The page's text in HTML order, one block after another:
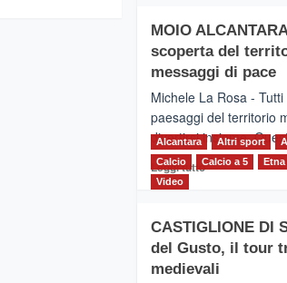
Torna
la
Supermaratona
MOIO
scoperta del
messaggi di pace
Michele La Rosa -
paesaggi del territorio
divertirsi insieme.
Leggi tuttoLeggi
MOIO
ALCANTARA
–
Alcantara Altri sport
Calcio
Calcio a 5 Etna
Video
CASTIGLIONE DI
del Gusto, il tour
medievali